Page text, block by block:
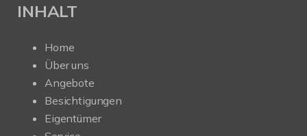
INHALT
Home
Über uns
Angebote
Besichtigungen
Eigentümer